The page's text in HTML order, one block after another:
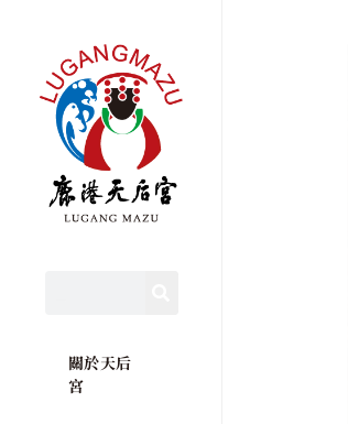
關於天后
宮